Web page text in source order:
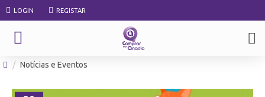
LOGIN REGISTAR
Notícias e Eventos